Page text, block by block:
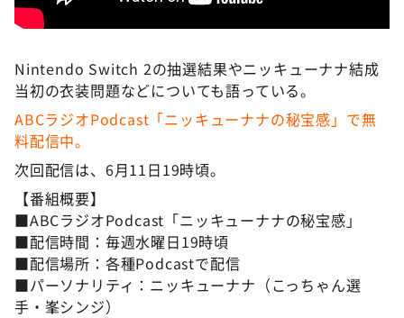
Nintendo Switch 2の抽選結果やニッキューナナ結成
当初の衣装問題などについても語っている。
ABCラジオPodcast「ニッキューナナの秘宝感」で無
料配信中。
次回配信は、6月11日19時頃。
【番組概要】
■ABCラジオPodcast「ニッキューナナの秘宝感」
■配信時間：毎週水曜日19時頃
■配信場所：各種Podcastで配信
■パーソナリティ：ニッキューナナ（こっちゃん選
手・峯シンジ）